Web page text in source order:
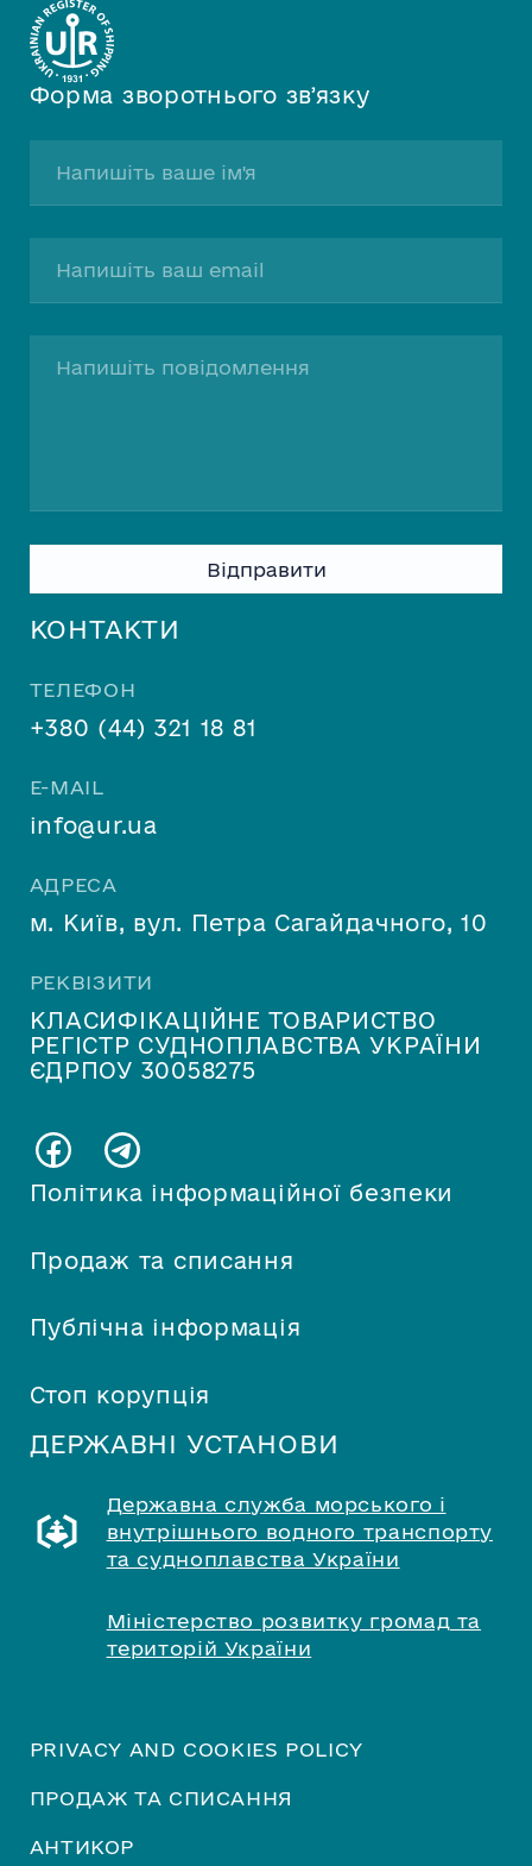
Політика інформаційної безпеки
Продаж та списання
Публічна інформація
Стоп корупція
КОНТАКТИ
ТЕЛЕФОН
+380 (44) 321 18 81
E-MAIL
info@ur.ua
АДРЕСА
м. Київ, вул. Петра Сагайдачного, 10
РЕКВІЗИТИ
КЛАСИФІКАЦІЙНЕ ТОВАРИСТВО
РЕГІСТР СУДНОПЛАВСТВА УКРАЇНИ
ЄДРПОУ 30058275
Форма зворотнього звʼязку
field
ДЕРЖАВНІ УСТАНОВИ
Державна служба морського і
внутрішнього водного транспорту
та судноплавства України
Міністерство розвитку громад та
територій України
PRIVACY AND COOKIES POLICY
ПРОДАЖ ТА СПИСАННЯ
АНТИКОР